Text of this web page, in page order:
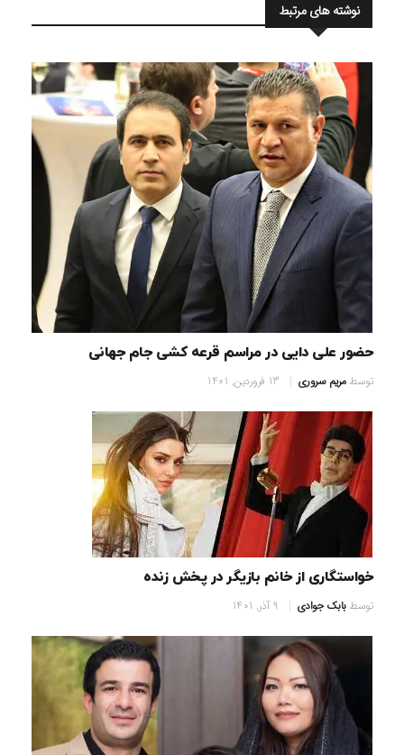
نوشته های مرتبط
حضور علی دایی در مراسم قرعه کشی جام جهانی
توسطمریم سروری 13 فروردین, 1401
خواستگاری از خانم بازیگر در پخش زنده
توسطبابک جوادی 9 آذر, 1401